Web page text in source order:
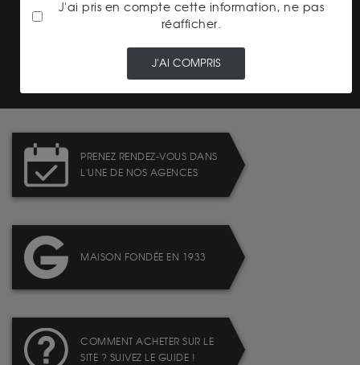
PAIEMENT SECURISÉ
PRENEZ RENDEZ-VOUS DANS
L'UNE DE NOS AGENCES
MAISON FONDÉE EN 1933
COMMENT ACHETER SUR LE
SITE ? SUIVEZ LE GUIDE !
J'ai pris en compte cette information, ne pas
réafficher.
J'AI COMPRIS